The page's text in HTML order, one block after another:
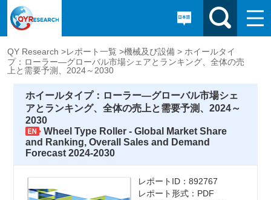
QY Research >レポート一覧 >機械及び設備 > ホイールタイ
プ：ローラー―グローバル市場シェアとランキング、全体の売
上と需要予測、2024～2030
ホイールタイプ：ローラー―グローバル市場シェ
アとランキング、全体の売上と需要予測、2024～
2030
Wheel Type Roller - Global Market Share
and Ranking, Overall Sales and Demand
Forecast 2024-2030
レポートID：892767
レポート形式：PDF